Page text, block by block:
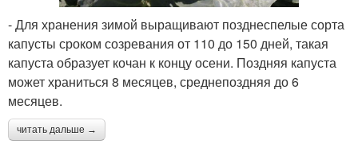
- Для хранения зимой выращивают позднеспелые сорта
капусты сроком созревания от 110 до 150 дней, такая
капуста образует кочан к концу осени. Поздняя капуста
может храниться 8 месяцев, среднепоздняя до 6
месяцев.
читать дальше →